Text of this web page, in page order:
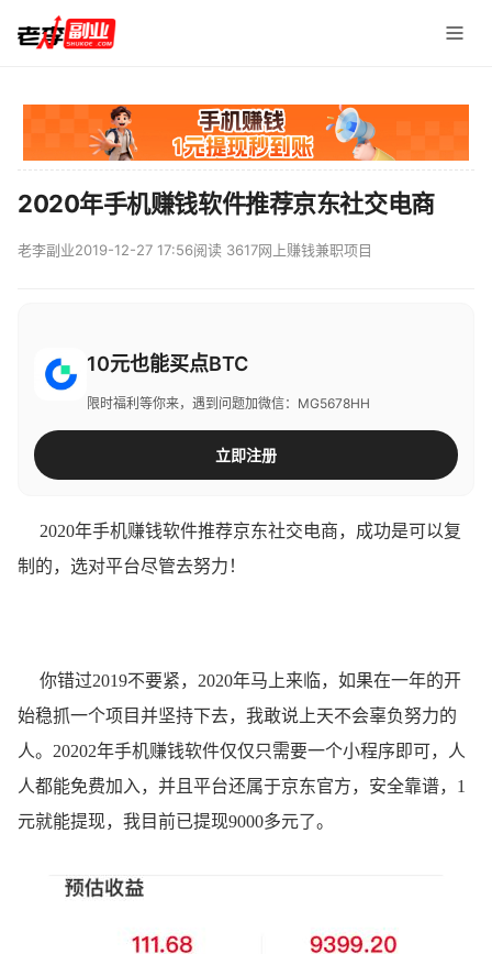
2020年手机赚钱软件推荐京东社交电商
老李副业2019-12-27 17:56阅读 3617网上赚钱兼职项目
10元也能买点BTC
限时福利等你来，遇到问题加微信：MG5678HH
立即注册
2020年手机赚钱软件推荐京东社交电商，成功是可以复
制的，选对平台尽管去努力！
你错过2019不要紧，2020年马上来临，如果在一年的开
始稳抓一个项目并坚持下去，我敢说上天不会辜负努力的
人。20202年手机赚钱软件仅仅只需要一个小程序即可，人
人都能免费加入，并且平台还属于京东官方，安全靠谱，1
元就能提现，我目前已提现9000多元了。